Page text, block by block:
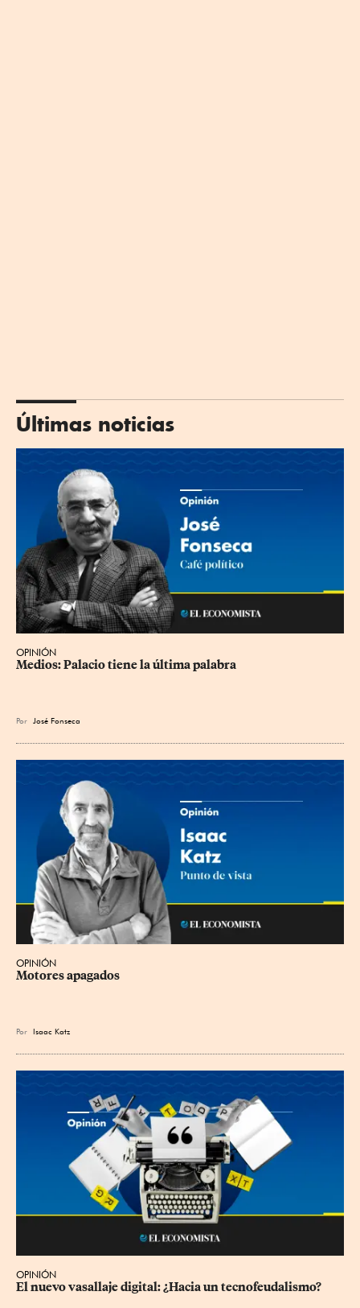
Últimas noticias
OPINIÓN
Medios: Palacio tiene la última palabra
Por José Fonseca
OPINIÓN
Motores apagados
Por Isaac Katz
OPINIÓN
El nuevo vasallaje digital: ¿Hacia un tecnofeudalismo?